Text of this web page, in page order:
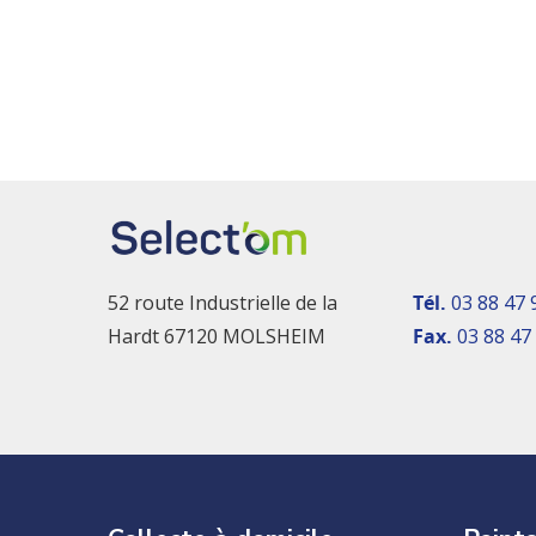
52 route Industrielle de la
Hardt 67120 MOLSHEIM
Tél. 03 88 47
Fax. 03 88 47